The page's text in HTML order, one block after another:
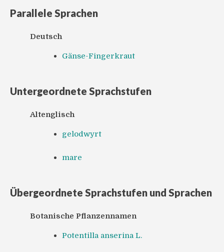
Parallele Sprachen
Deutsch
Gänse-Fingerkraut
Untergeordnete Sprachstufen
Altenglisch
gelodwyrt
mare
Übergeordnete Sprachstufen und Sprachen
Botanische Pflanzennamen
Potentilla anserina L.